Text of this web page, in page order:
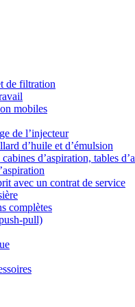
de filtration
mobiles
de l’injecteur
d’huile et d’émulsion
d’aspiration, tables
avec un contrat de service
complètes
pull)